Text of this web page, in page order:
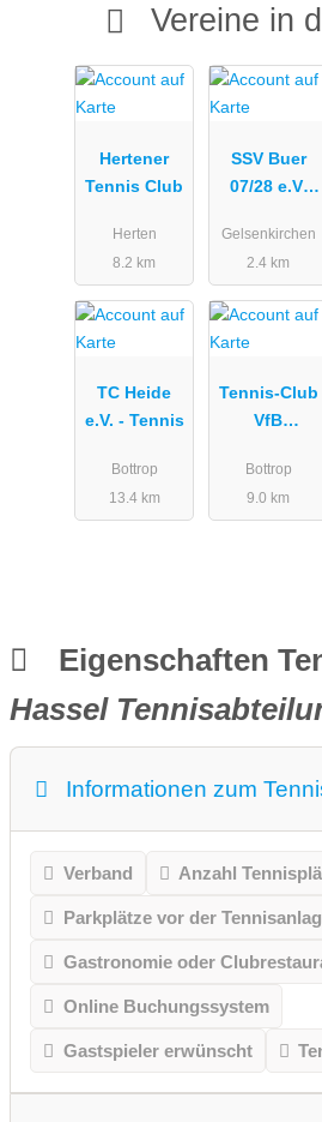
Vereine in
Hertener
Tennis Club
Herten
8.2 km
SSV Buer
07/28 e.V.
Tennis
Gelsenkirchen
2.4 km
TC Heide
e.V. - Tennis
Bottrop
13.4 km
Tennis-Club
VfB
e.V.
Bottrop
9.0 km
Eigenschaften
Hassel
Informationen zum
Verband Anzahl
Parkplätze vor der
Gastronomie oder
Online Buchungssystem
Gastspieler erwünscht